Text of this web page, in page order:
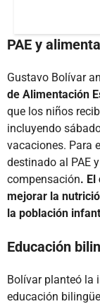
PAE y
Gustavo Bolívar
de Alimentación
que los niños
incluyendo
vacaciones. Para
destinado al PAE
compensación. El
mejorar la
la población
Educación
Bolívar planteó la
educación